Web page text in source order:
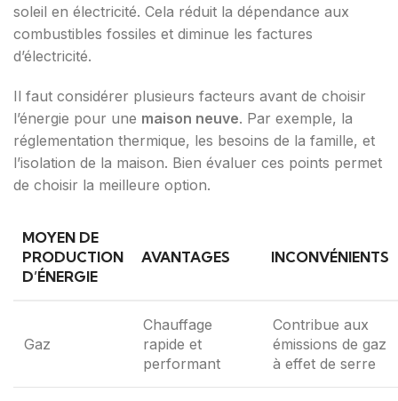
soleil en électricité. Cela réduit la dépendance aux
combustibles fossiles et diminue les factures
d’électricité.
Il faut considérer plusieurs facteurs avant de choisir
l’énergie pour une maison neuve. Par exemple, la
réglementation thermique, les besoins de la famille, et
l’isolation de la maison. Bien évaluer ces points permet
de choisir la meilleure option.
MOYEN DE
PRODUCTION
D’ÉNERGIE
AVANTAGES INCONVÉNIENTS
Gaz
Chauffage
rapide et
performant
Contribue aux
émissions de gaz
à effet de serre